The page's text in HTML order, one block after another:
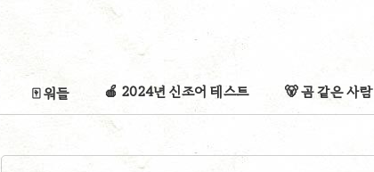
🀄 워들 🍎 2024년 신조어 테스트 🐻 곰 같은 사람